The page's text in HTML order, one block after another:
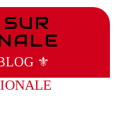
⚜️